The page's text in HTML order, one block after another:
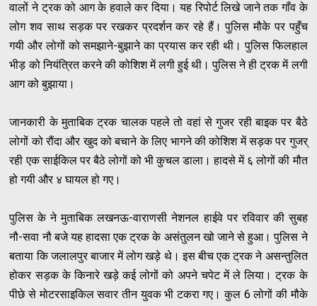
वालों ने ट्रक को आग के हवाले कर दिया। यह रिपोर्ट लिखे जाने तक गाँव के
लोग शव साथ सड़क पर रखकर प्रदर्शन कर रहे हैं। पुलिस मौके पर पहुँच
गयी और लोगों को समझाने-बुझाने का प्रयास कर रही थी। पुलिस फिलहाल
भीड़ को नियंत्रित करने की कोशिश में लगी हुई थी। पुलिस ने ही ट्रक में लगी
आग को बुझाया।
जानकारी के मुताबिक ट्रक चालक पहले तो वहां से गुजर रही बाइक पर बैठे
लोगों को रौंदा और खुद को बचाने के लिए भागने की कोशिश में सड़क पर गुजर्
रही एक साईकिल पर बैठे लोगों को भी कुचल डाला। हादसे में ६ लोगों की मौत
हो गयी और ४ घायल हो गए।
पुलिस के ने मुताबिक लखनऊ-वाराणसी नेशनल हाईवे पर रविवार की सुबह
नौ-सवा नौ बजे यह हादसा एक ट्रक के असंतुलन खो जाने से हुआ। पुलिस ने
बताया कि जलालपुर बाजार में लोग खड़े थे। इस बीच एक ट्रक ने असन्तुलित
होकर सड़क के किनारे खड़े कई लोगों को अपने चपेट में ले लिया। ट्रक के
पीछे से मोटरसाइकिल सवार तीन युवक भी टकरा गए। कुल 6 लोगों की मौके